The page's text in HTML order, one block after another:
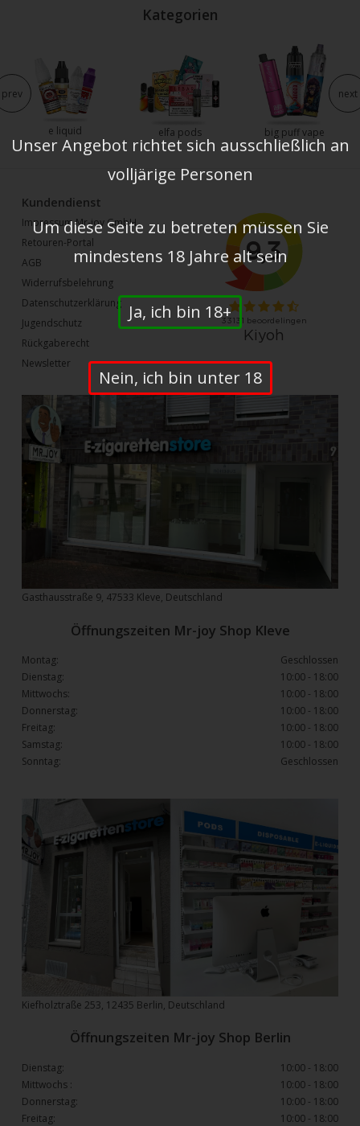
Kategorien
e liquid elfa pods big puff vape
prev next
Kundendienst
Impressum Mr-joy GmbH
Retouren-Portal
AGB
Widerrufsbelehrung
Datenschutzerklärung
Jugendschutz
Rückgaberecht
Newsletter
Gasthausstraße 9, 47533 Kleve, Deutschland
Kiefholztraße 253, 12435 Berlin, Deutschland
Öffnungszeiten Mr-joy Shop Kleve
Montag:
Geschlossen
Dienstag:
10:00 - 18:00
Mittwochs:
10:00 - 18:00
Donnerstag:
10:00 - 18:00
Freitag:
10:00 - 18:00
Samstag:
10:00 - 18:00
Sonntag:
Geschlossen
Öffnungszeiten Mr-joy Shop Berlin
Dienstag:
10:00 - 18:00
Mittwochs :
10:00 - 18:00
Donnerstag:
10:00 - 18:00
Freitag:
10:00 - 18:00
Unser Angebot richtet sich ausschließlich an
volljärige Personen
Um diese Seite zu betreten müssen Sie
mindestens 18 Jahre alt sein
Ja, ich bin 18+
Nein, ich bin unter 18